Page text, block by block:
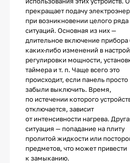
прекращает подачу
при возникновении целого ряда
ситуаций. Основная из них —
длительное включение прибора
каких-либо изменений в
регулировки мощности,
таймера и т. п. Чаще всего это
происходит, если панель просто
забыли выключить. Время,
по истечении которого
отключается, зависит
от интенсивности нагрева.
ситуация — попадание на плиту
пролитой жидкости или
предметов, что может привести
к замыканию.